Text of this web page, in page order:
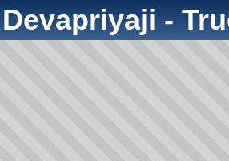
Devapriyaji -